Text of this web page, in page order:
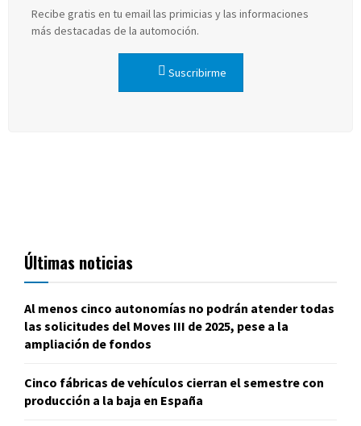
Recibe gratis en tu email las primicias y las informaciones
más destacadas de la automoción.
Suscribirme
Últimas noticias
Al menos cinco autonomías no podrán atender todas
las solicitudes del Moves III de 2025, pese a la
ampliación de fondos
Cinco fábricas de vehículos cierran el semestre con
producción a la baja en España